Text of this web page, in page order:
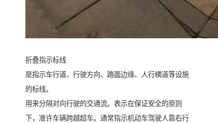
折叠指示标线
是指示车行道、行驶方向、路面边缘、人行横道等设施
的标线。
用来分隔对向行驶的交通流。表示在保证安全的原则
下，准许车辆跨越超车。通常指示机动车驾驶人靠右行